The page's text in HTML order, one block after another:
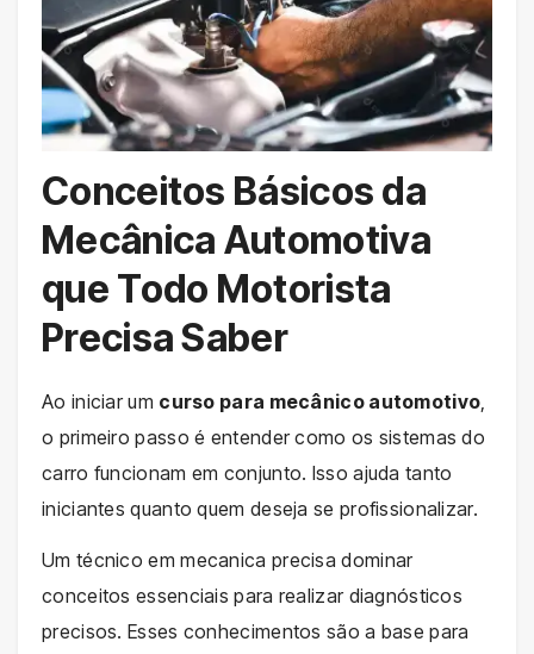
Conceitos Básicos da
Mecânica Automotiva
que Todo Motorista
Precisa Saber
Ao iniciar um curso para mecânico automotivo
o primeiro passo é entender como os sistemas do
carro funcionam em conjunto. Isso ajuda tanto
iniciantes quanto quem deseja se profissionalizar.
Um técnico em mecanica precisa dominar
conceitos essenciais para realizar diagnósticos
precisos. Esses conhecimentos são a base para